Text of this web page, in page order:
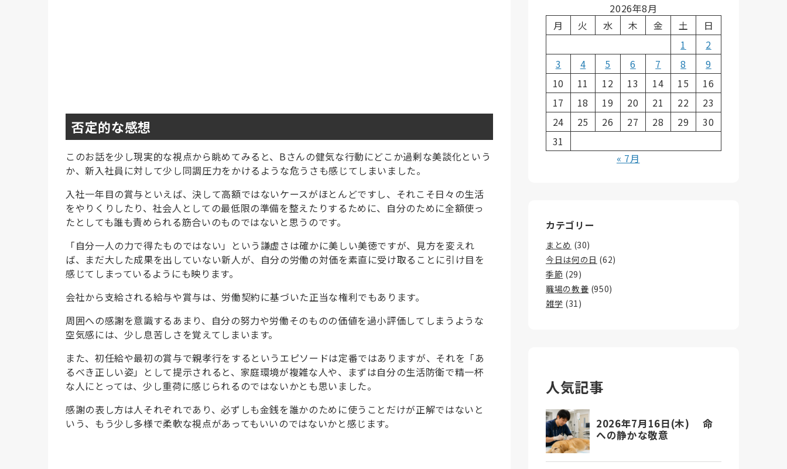
否定的な感想
このお話を少し現実的な視点から眺めてみると、Bさんの健気な行動にどこか過剰な美談化という
か、新入社員に対して少し同調圧力をかけるような危うさも感じてしまいました。
入社一年目の賞与といえば、決して高額ではないケースがほとんどですし、それこそ日々の生活
をやりくりしたり、社会人としての最低限の準備を整えたりするために、自分のために全額使っ
たとしても誰も責められる筋合いのものではないと思うのです。
「自分一人の力で得たものではない」という謙虚さは確かに美しい美徳ですが、見方を変えれ
ば、まだ大した成果を出していない新人が、自分の労働の対価を素直に受け取ることに引け目を
感じてしまっているようにも映ります。
会社から支給される給与や賞与は、労働契約に基づいた正当な権利でもあります。
周囲への感謝を意識するあまり、自分の努力や労働そのものの価値を過小評価してしまうような
空気感には、少し息苦しさを覚えてしまいます。
また、初任給や最初の賞与で親孝行をするというエピソードは定番ではありますが、それを「あ
るべき正しい姿」として提示されると、家庭環境が複雑な人や、まずは自分の生活防衛で精一杯
な人にとっては、少し重荷に感じられるのではないかとも思いました。
感謝の表し方は人それぞれであり、必ずしも金銭を誰かのために使うことだけが正解ではないと
いう、もう少し多様で柔軟な視点があってもいいのではないかと感じます。
2026年8月
月
火 水 木 金 土
日
1
2
3
4 5 6 7 8
9
10
11 12 13 14 15
16
17
18 19 20 21 22
23
24
25 26 27 28 29
30
31
« 7月
カテゴリー
まとめ (30)
今日は何の日 (62)
季節 (29)
職場の教養 (950)
雑学 (31)
人気記事